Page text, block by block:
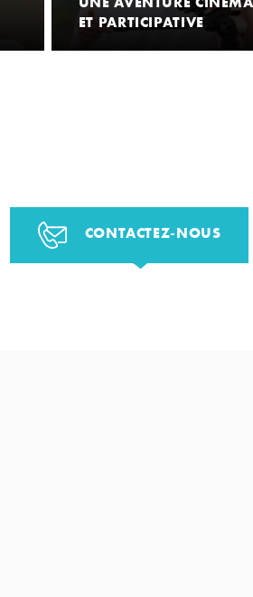
ET PARTICIPATIVE
CONTACTEZ-NOUS